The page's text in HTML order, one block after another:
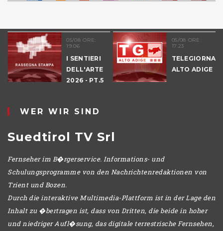
05/08 ORE:
19.06
I SENTIERI
DELL'ARTE
2026 - PT.5
05/08 ORE:
17.23
TELEGIORNALE
ALTO ADIGE
WER WIR SIND
Suedtirol TV Srl
Fernseher im B�rgerservice. Informations- und
Schulungsprogramme von den Nachrichtenredaktionen von
Trient und Bozen.
Durch die interaktive Multimedia-Plattform ist in der Lage den
Inhalt zu �bertragen ist, dass von Dritten, die beide in hoher
und niedriger Aufl�sung, das digitale terrestrische Fernsehen,